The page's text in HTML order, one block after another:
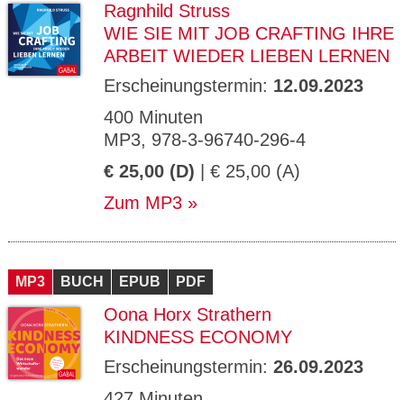
Ragnhild Struss
WIE SIE MIT JOB CRAFTING IHRE
ARBEIT WIEDER LIEBEN LERNEN
Erscheinungstermin: 12.09.2023
400 Minuten
MP3, 978-3-96740-296-4
€ 25,00 (D) | € 25,00 (A)
Zum MP3
MP3 BUCH EPUB PDF
Oona Horx Strathern
KINDNESS ECONOMY
Erscheinungstermin: 26.09.2023